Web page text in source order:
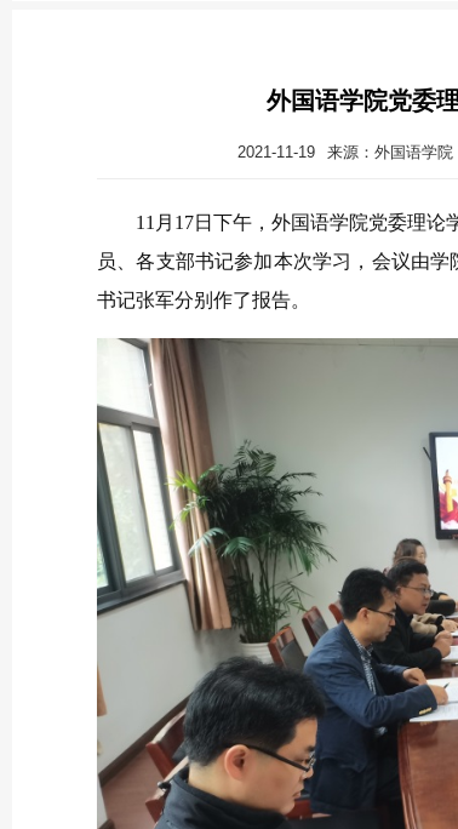
外国语学院党委
2021-11-19 来源：外国语学院
11月17日下午，外国语学院党委理
员、各支部书记参加本次学习，会议由
书记张军分别作了报告。